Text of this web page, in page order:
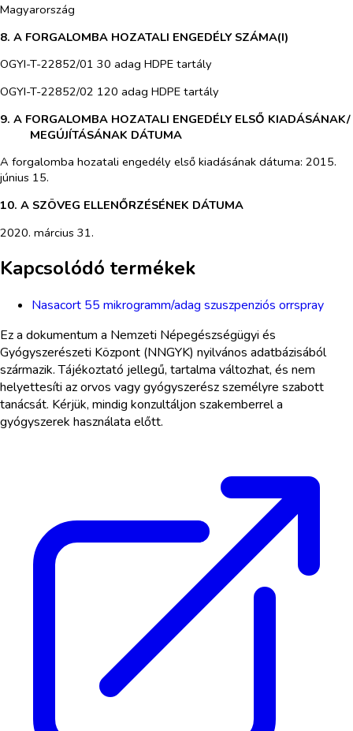
Magyarország
8. A FORGALOMBA HOZATALI ENGEDÉLY SZÁMA(I)
OGYI-T-22852/01 30 adag HDPE tartály
OGYI-T-22852/02 120 adag HDPE tartály
9. A FORGALOMBA HOZATALI ENGEDÉLY ELSŐ KIADÁSÁNAK/
MEGÚJÍTÁSÁNAK DÁTUMA
A forgalomba hozatali engedély első kiadásának dátuma: 2015.
június 15.
10. A SZÖVEG ELLENŐRZÉSÉNEK DÁTUMA
2020. március 31.
Kapcsolódó termékek
Nasacort 55 mikrogramm/adag szuszpenziós orrspray
Ez a dokumentum a Nemzeti Népegészségügyi és
Gyógyszerészeti Központ (NNGYK) nyilvános adatbázisából
származik. Tájékoztató jellegű, tartalma változhat, és nem
helyettesíti az orvos vagy gyógyszerész személyre szabott
tanácsát. Kérjük, mindig konzultáljon szakemberrel a
gyógyszerek használata előtt.